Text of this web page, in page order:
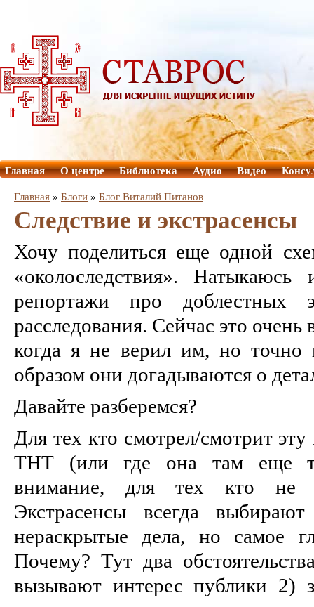
Главная О центре Библиотека Аудио Видео
Главная » Блоги » Блог Виталий Питанов
Следствие и экстрасенсы
Хочу поделиться еще одной
«околоследствия».
репортажи про доблестных
расследования. Сейчас это очень
когда я не верил им, но точно
образом они догадываются о
Давайте разберемся?
Для тех кто смотрел/смотрит
ТНТ (или где она там еще
внимание, для тех кто не
Экстрасенсы всегда
нераскрытые дела, но самое
Почему? Тут два
вызывают интерес публики 2)